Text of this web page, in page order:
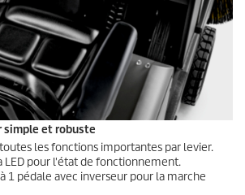
simple et robuste
les fonctions importantes par levier.
LED pour l'état de fonctionnement.
1 pédale avec inverseur pour la marche